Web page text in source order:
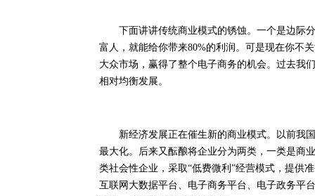
下面讲讲传统商业模式的锈蚀。一个是边际分
富人，就能给你带来80%的利润。可是现在你不
大众市场，赢得了整个电子商务的机会。过去我
相对均衡发展。
新经济发展正在催生新的商业模式。以前我国
最大化。后来又酝酿将企业分为两类，一类是商
类社会性企业，采取“低费微利”经营模式，提供
互联网大数据平台、电子商务平台、电子政务平